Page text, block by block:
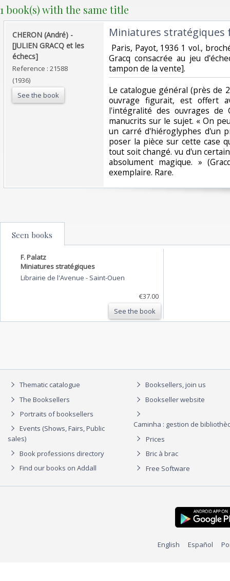
1 book(s) with the same title
‎CHERON (André) -
[JULIEN GRACQ et les
échecs]‎
Reference : 21588
(1936)
See the book
‎Miniatures stratégiques
Paris, Payot, 1936 1 vol.,
Gracq consacrée au jeu
tampon de la vente]. ‎
‎Le catalogue général (près de
ouvrage figurait, est offert
l'intégralité des ouvrages de
manucrits sur le sujet. « On
un carré d'hiéroglyphes d'un
poser la pièce sur cette case
tout soit changé. vu d'un
absolument magique. »
exemplaire. Rare. ‎
Seen books
F. Palatz
Miniatures stratégiques
Librairie de l'Avenue - Saint-Ouen
€37.00
See the book
Thematic catalogue
The Booksellers
Portraits of booksellers
Events (Shows, Fairs, Public
sales)
Book professions directory
Find our books on Addall
Booksellers, join us
Bookseller website
Caminha : gestion de
Prices
Bric à brac
Free Software
English Español